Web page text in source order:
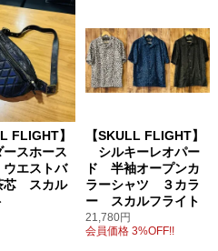
FLIGHT】
スホース
エストバ
芯 スカル
【SKULL FLIGHT】
シルキーレオパー
ド 半袖オープンカ
ラーシャツ ３カラ
ー スカルフライト
21,780円
会員価格 3%OFF!!